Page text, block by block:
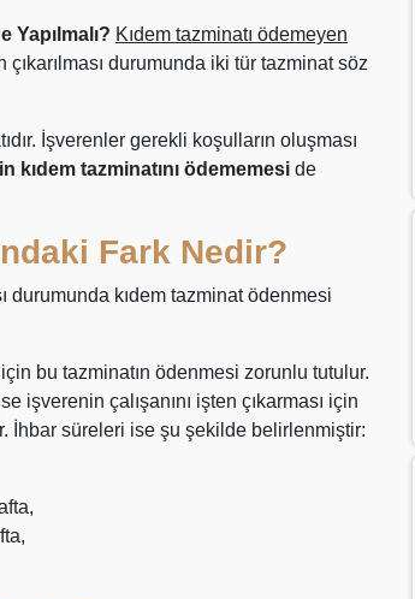
Yapılmalı? Kıdem tazminatı ödemeyen
durumunda iki tür tazminat söz
İşverenler gerekli koşulların oluşması
kıdem tazminatını ödememesi de
Fark Nedir?
durumunda kıdem tazminat ödenmesi
bu tazminatın ödenmesi zorunlu tutulur.
işverenin çalışanını işten çıkarması için
İhbar süreleri ise şu şekilde belirlenmiştir: